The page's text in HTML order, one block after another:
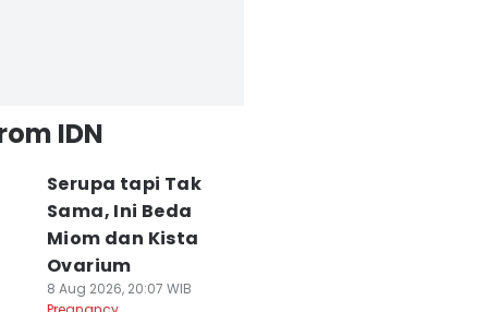
IDN
Serupa tapi Tak
Sama, Ini Beda
Miom dan Kista
Ovarium
8 Aug 2026, 20:07 WIB